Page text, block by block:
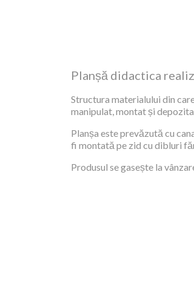
Planșă didactica
Structura materialului din
manipulat, montat și
Planșa este prevăzută cu
fi montată pe zid cu dibluri
Produsul se gasește la